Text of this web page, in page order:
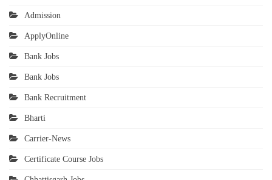
Admission
ApplyOnline
Bank Jobs
Bank Jobs
Bank Recruitment
Bharti
Carrier-News
Certificate Course Jobs